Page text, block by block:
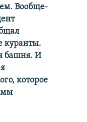
Вообще-
куранты.
башня. И
которое
мы